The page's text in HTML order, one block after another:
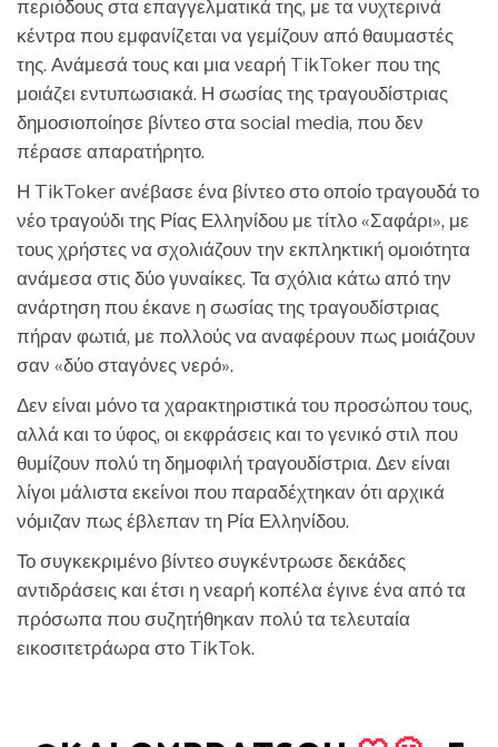
περιόδους στα επαγγελματικά της, με τα νυχτερινά
κέντρα που εμφανίζεται να γεμίζουν από θαυμαστές
της. Ανάμεσά τους και μια νεαρή TikToker που της
μοιάζει εντυπωσιακά. Η σωσίας της τραγουδίστριας
δημοσιοποίησε βίντεο στα social media, που δεν
πέρασε απαρατήρητο.
Η TikToker ανέβασε ένα βίντεο στο οποίο τραγουδά το
νέο τραγούδι της Ρίας Ελληνίδου με τίτλο «Σαφάρι», με
τους χρήστες να σχολιάζουν την εκπληκτική ομοιότητα
ανάμεσα στις δύο γυναίκες. Τα σχόλια κάτω από την
ανάρτηση που έκανε η σωσίας της τραγουδίστριας
πήραν φωτιά, με πολλούς να αναφέρουν πως μοιάζουν
σαν «δύο σταγόνες νερό».
Δεν είναι μόνο τα χαρακτηριστικά του προσώπου τους,
αλλά και το ύφος, οι εκφράσεις και το γενικό στιλ που
θυμίζουν πολύ τη δημοφιλή τραγουδίστρια. Δεν είναι
λίγοι μάλιστα εκείνοι που παραδέχτηκαν ότι αρχικά
νόμιζαν πως έβλεπαν τη Ρία Ελληνίδου.
Το συγκεκριμένο βίντεο συγκέντρωσε δεκάδες
αντιδράσεις και έτσι η νεαρή κοπέλα έγινε ένα από τα
πρόσωπα που συζητήθηκαν πολύ τα τελευταία
εικοσιτετράωρα στο TikTok.